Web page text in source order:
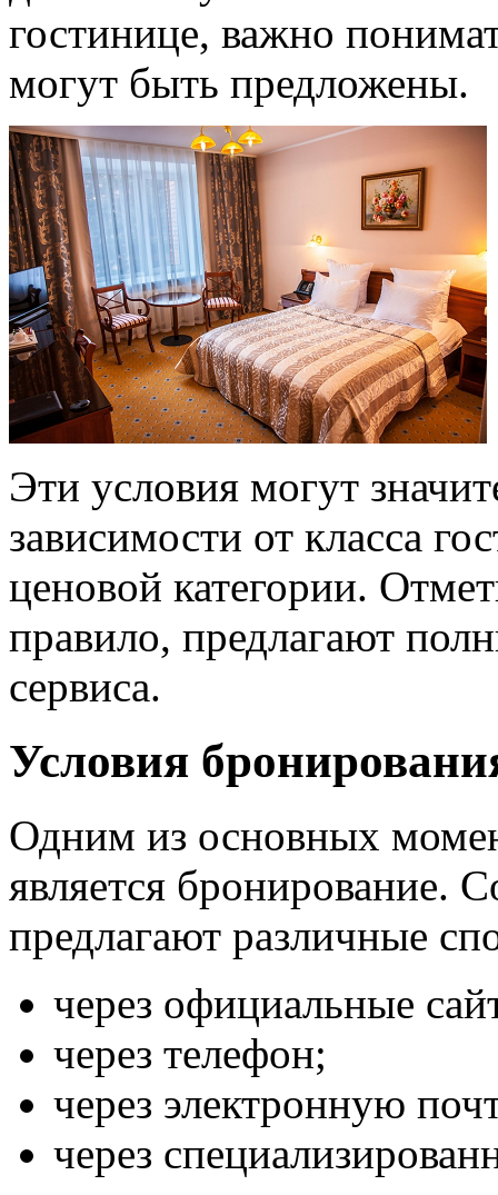
гостинице, важно
могут быть предложены.
Эти условия могут
зависимости от класса
ценовой категории.
правило, предлагают
сервиса.
Условия
Одним из основных
является бронирование.
предлагают различные
через официальные
через телефон;
через электронную
через